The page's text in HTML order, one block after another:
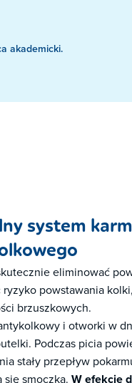
akademicki.
system
eliminować
ryzyko powstawania
brzuszkowych.
i otworki w
Podczas picia
stały przepływ
się smoczka. W efekcie